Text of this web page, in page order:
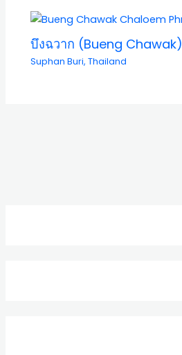
บึงฉวาก (Bueng Chawak)
Suphan Buri,Thailand